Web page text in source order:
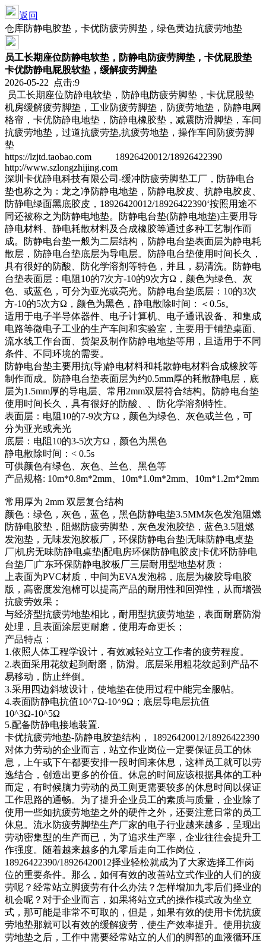
返回
仓库防静电胶垫，卡优防疲劳脚垫，绿色黄边抗疲劳地垫
员工长期座位防静电软垫，防静电防疲劳脚垫，卡优屁股垫
卡优防静电屁股软垫，缓解疲劳脚垫
2026-05-22 点击:9
员工长期座位防静电软垫，防静电防疲劳脚垫，卡优屁股垫
机房缓解疲劳脚垫，工业防疲劳脚垫，防疲劳地垫，防静电网
格帘，卡优防静电地垫，防静电橡胶垫，减震防滑脚垫，车间
抗疲劳地垫，过道抗疲劳垫,抗疲劳地垫，操作车间防疲劳脚
垫
https://lzjtd.taobao.com 18926420012/18926422390
http://www.szlongzhijing.com
深圳卡优静电科技有限公司-缓冲防疲劳脚垫工厂，防静电台
垫也称之为：龙之净防静电地垫，防静电胶皮、抗静电胶皮、
防静电绿面黑底胶皮，18926420012/18926422390‘按照用途不
同还被称之为防静电地垫。防静电台垫(防静电地垫)主要用导
静电材料、静电耗散材料及合成橡胶等通过多种工艺制作而
成。防静电台垫一般为二层结构，防静电台垫表面层为静电耗
散层，防静电台垫底层为导电层。防静电台垫使用时间长久，
具有很好的防酸、防化学溶剂等特色，并且，易清洗。防静电
台垫表面层：电阻10的7次方-10的9次方Ω，颜色为绿色、灰
色、或蓝色，可分为亚光或亮光。防静电台垫底层：10的3次
方-10的5次方Ω，颜色为黑色，静电散除时间：＜0.5s。
适用于电子半导体器件、电子计算机、电子通讯设备、和集成
电路等微电子工业的生产车间和实验室，主要用于铺垫桌面、
流水线工作台面、货架及制作防静电地垫等用，且适用于不同
条件、不同环境的需要。
防静电台垫主要用抗(导)静电材料和耗散静电材料合成橡胶等
制作而成。防静电台垫表面层为约0.5mm厚的耗散静电层，底
层为1.5mm厚的导电层、常用2mm双层符合结构。防静电台垫
使用时间长久，具有很好的防酸、、防化学溶剂特性。
表面层：电阻10的7-9次方Ω，颜色为绿色、灰色或兰色，可
分为亚光或亮光
底层：电阻10的3-5次方Ω，颜色为黑色
静电散除时间：< 0.5s
可供颜色有绿色、灰色、兰色、黑色等
产品规格: 10m*0.8m*2mm、10m*1.0m*2mm、10m*1.2m*2mm
常用厚为 2mm 双层复合结构
颜色：绿色，灰色，蓝色，黑色防静电垫3.5MM灰色发泡阻燃
防静电胶垫，阻燃防疲劳脚垫，灰色发泡胶垫，蓝色3.5阻燃
发泡垫，无味发泡胶板厂，环保防静电台垫|无味防静电桌垫
厂|机房无味防静电桌垫|配电房环保防静电胶皮|卡优环防静电
台垫厂|广东环保防静电胶板厂三层耐用型地垫材质：
上表面为PVC材质，中间为EVA发泡棉，底层为橡胶导电胶
版，高密度发泡棉可以提高产品的耐用性和回弹性，从而增强
抗疲劳效果；
与经济型抗疲劳地垫相比，耐用型抗疲劳地垫，表面耐磨防滑
处理，且表面涂层更耐磨，使用寿命更长；
产品特点：
1.依照人体工程学设计，有效减轻站立工作者的疲劳程度。
2.表面采用花纹起到耐磨，防滑。底层采用粗花纹起到产品不
易移动，防止绊倒。
3.采用四边斜坡设计，使地垫在使用过程中能完全服帖。
4.表面防静电抗值10^7Ω-10^9Ω；底层导电层抗值
10^3Ω-10^5Ω
5.配备防静电接地装置.
卡优抗疲劳地垫-防静电胶垫结构， 18926420012/18926422390
对体力劳动的企业而言，站立作业岗位一定要保证员工的休
息，上午或下午都要安排一段时间来休息，这样员工就可以劳
逸结合，创造出更多的价值。休息的时间应该根据具体的工种
而定，有时候脑力劳动的员工则更需要较多的休息时间以保证
工作思路的通畅。为了提升企业员工的素质与质量，企业除了
使用一些如抗疲劳地垫之外的硬件之外，还要注意日常的员工
休息。流水防疲劳脚垫生产厂家的电子行业越来越多，呈现出
劳动密集型的生产而已，为了追求生产率，企业往往会提升工
作强度。随着越来越多的九零后走向工作岗位，
18926422390/18926420012择业轻松就成为了大家选择工作岗
位的重要条件。那么，如何有效的改善站立式作业的人们的疲
劳呢？经常站立脚疲劳有什么办法？怎样增加九零后们择业的
机会呢？对于企业而言，如果将站立式的操作模式改为坐立
式，那可能是非常不可取的，但是，如果有效的使用卡优抗疲
劳地垫那就可以有效的缓解疲劳，使生产效率提升。使用抗疲
劳地垫之后，工作中需要经常站立的人们的脚部的血液循环压